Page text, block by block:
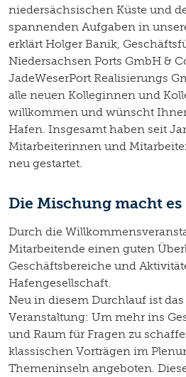
niedersächsischen Küste und
spannenden Aufgaben in
erklärt Holger Banik,
Niedersachsen Ports GmbH &
JadeWeserPort Realisierungs
alle neuen Kolleginnen und
willkommen und wünscht
Hafen. Insgesamt haben seit
Mitarbeiterinnen und
neu gestartet.
Die Mischung macht es
Durch die
Mitarbeitende einen guten
Geschäftsbereiche und
Hafengesellschaft.
Neu in diesem Durchlauf ist
Veranstaltung: Um mehr ins
und Raum für Fragen zu
klassischen Vorträgen im
Themeninseln angeboten.